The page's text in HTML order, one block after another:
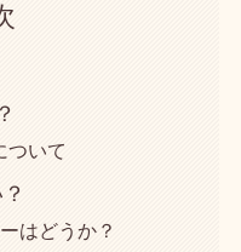
ついて
はどうか？